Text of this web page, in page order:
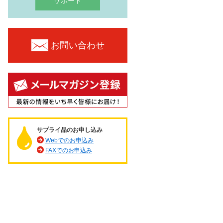
お問い合わせ
サプライ品のお申し込み
Webでのお申込み
FAXでのお申込み